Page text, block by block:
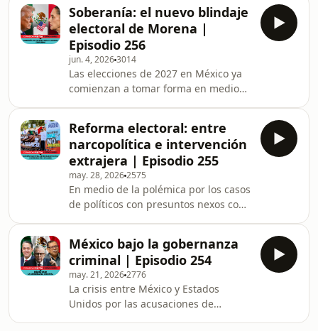
cambio. En este episodio, Mariel
Ibarra, editora de po
colectivos de madres buscadoras y el
CNTE. En este episodio, Mariel Ibarra,
editora de política de Expansión,
platica con el historiador Alejandro
Rosas y Javier Rosiles, politólogo,
sobre la narrativa que marcará este
mundial, las tensiones y como se
compara la situa
Soberanía: el nuevo blindaje
electoral de Morena |
Episodio 256
jun. 4, 20263014
Las elecciones de 2027 en México ya
comienzan a tomar forma en medio
en el electorado. Por un lado, el
oficialismo ha consolidado un marco
legal que permite anular elecciones
ante la sospecha de injerencia
extranjera, utilizando la soberanía
como un escudo político y electoral.
Esta narrativa busca mantener una
imagen firme frente
Reforma electoral: entre
narcopolítica e intervención
extrajera | Episodio 255
may. 28, 20262575
En medio de la polémica por los casos
de políticos con presuntos nexos con
Congreso para crear la Comisión de
Verificación de Integridad de
Candidaturas con el fin de “detectar
riesgos” de vínculos con la
delincuencia. Entre los cambios
electorales que se discuten de última
México bajo la gobernanza
criminal | Episodio 254
may. 21, 20262776
La crisis entre México y Estados
Unidos por las acusaciones de